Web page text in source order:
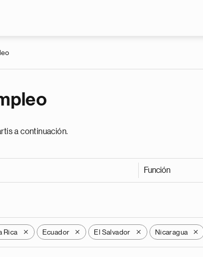
a continuación.
Función
Rica X Ecuador X El Salvador X Nicaragua X